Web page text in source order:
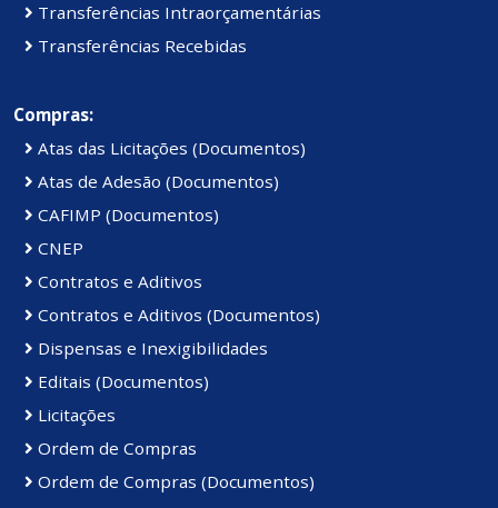
Transferências Intraorçamentárias
Transferências Recebidas
Compras:
Atas das Licitações (Documentos)
Atas de Adesão (Documentos)
CAFIMP (Documentos)
CNEP
Contratos e Aditivos
Contratos e Aditivos (Documentos)
Dispensas e Inexigibilidades
Editais (Documentos)
Licitações
Ordem de Compras
Ordem de Compras (Documentos)